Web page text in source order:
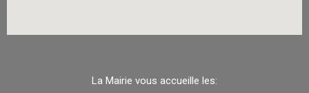
La Mairie vous accueille les: